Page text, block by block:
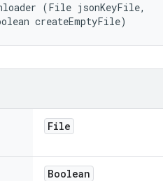
(File jsonKeyFile,
createEmptyFile)
File
Boolean